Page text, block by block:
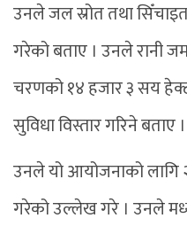
उनले जल स्रोत तथा
गरेको बताए । उनले रानी
चरणको १४ हजार ३ सय
सुविधा विस्तार गरिने बताए ।
उनले यो आयोजनाको लागि
गरेको उल्लेख गरे । उनले